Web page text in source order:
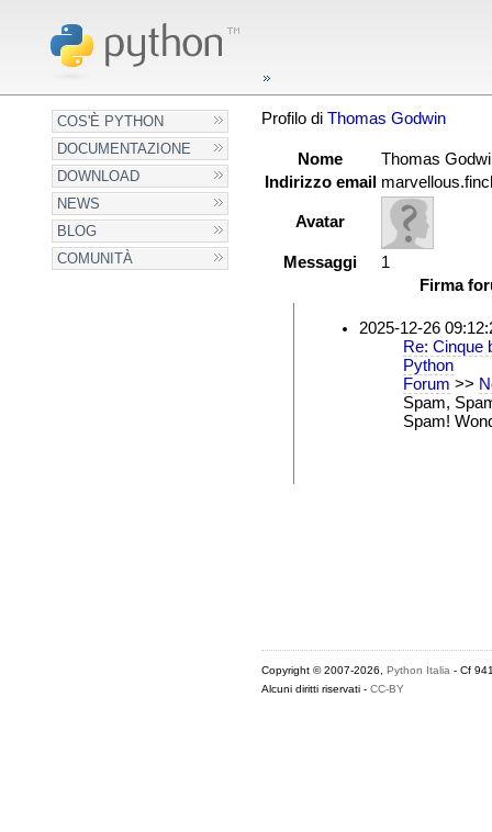
COS'È PYTHON
DOCUMENTAZIONE
DOWNLOAD
NEWS
BLOG
COMUNITÀ
Profilo di Thomas Godwin
Nome
Thomas
Indirizzo email
Avatar
Messaggi
1
Firma
2025-12-26
Re: Cinque
Python
Forum >>
Spam,
Spam!
Copyright © 2007-2026, Python Italia - Cf
Alcuni diritti riservati - CC-BY